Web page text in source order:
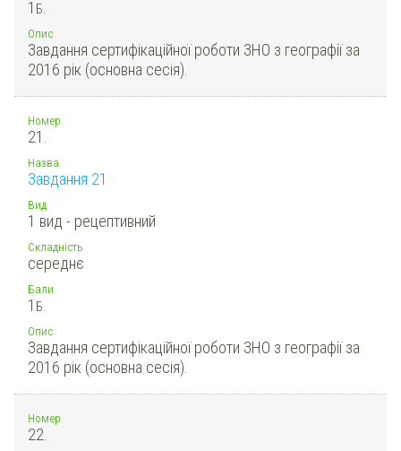
1 Б.
Опис
Завдання сертифікаційної роботи ЗНО з географії за
2016 рік (основна сесія).
Номер
21.
Назва
Завдання 21
Вид
1 вид - рецептивний
Складність
середнє
Бали
1 Б.
Опис
Завдання сертифікаційної роботи ЗНО з географії за
2016 рік (основна сесія).
Номер
22.